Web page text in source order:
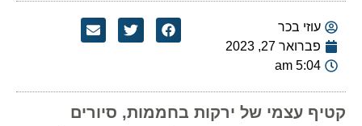
עוזי בכר
פברואר 27, 2023
5:04 am
קטיף עצמי של ירקות בחממות, סיורים